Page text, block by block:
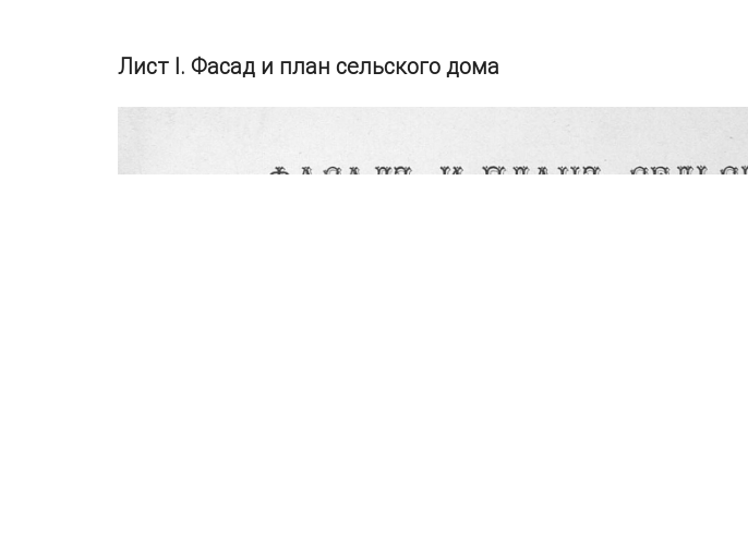
Лист I. Фасад и план сельского дома